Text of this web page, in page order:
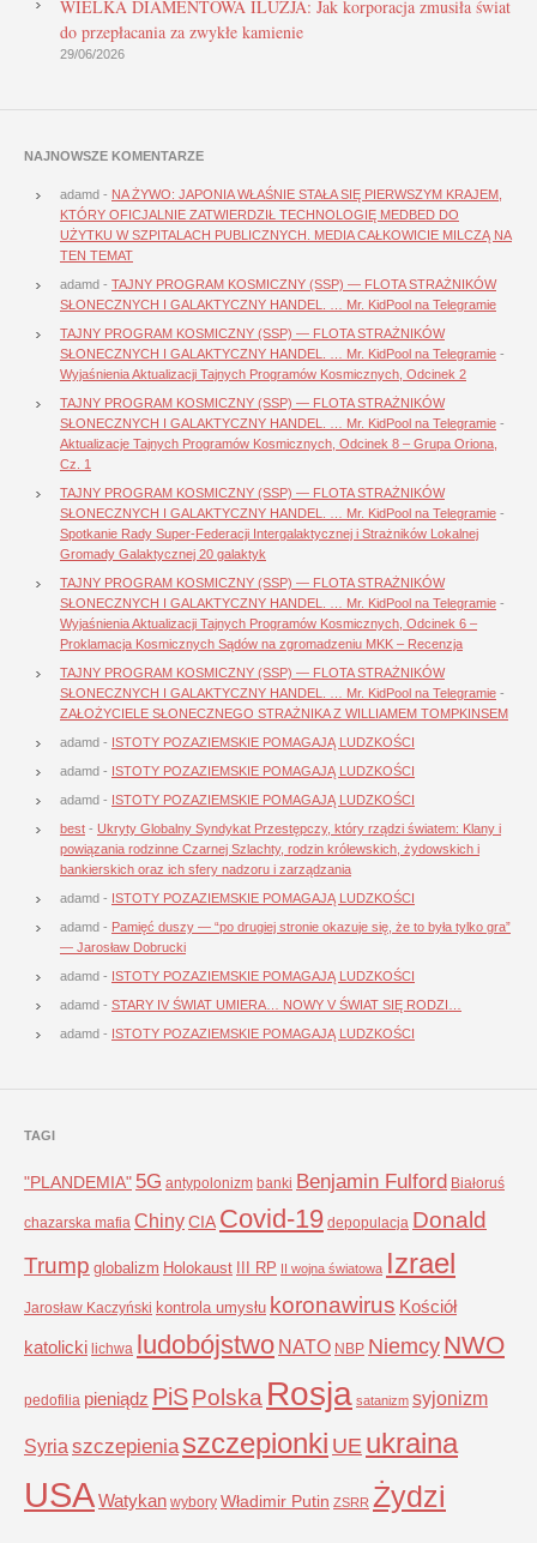
WIELKA DIAMENTOWA ILUZJA: Jak korporacja zmusiła świat
do przepłacania za zwykłe kamienie
29/06/2026
NAJNOWSZE KOMENTARZE
adamd - NA ŻYWO: JAPONIA WŁAŚNIE STAŁA SIĘ PIERWSZYM KRAJEM,
KTÓRY OFICJALNIE ZATWIERDZIŁ TECHNOLOGIĘ MEDBED DO
UŻYTKU W SZPITALACH PUBLICZNYCH. MEDIA CAŁKOWICIE MILCZĄ NA
TEN TEMAT
adamd - TAJNY PROGRAM KOSMICZNY (SSP) — FLOTA STRAŻNIKÓW
SŁONECZNYCH I GALAKTYCZNY HANDEL. … Mr. KidPool na Telegramie
TAJNY PROGRAM KOSMICZNY (SSP) — FLOTA STRAŻNIKÓW
SŁONECZNYCH I GALAKTYCZNY HANDEL. … Mr. KidPool na Telegramie -
Wyjaśnienia Aktualizacji Tajnych Programów Kosmicznych, Odcinek 2
TAJNY PROGRAM KOSMICZNY (SSP) — FLOTA STRAŻNIKÓW
SŁONECZNYCH I GALAKTYCZNY HANDEL. … Mr. KidPool na Telegramie -
Aktualizacje Tajnych Programów Kosmicznych, Odcinek 8 – Grupa Oriona,
Cz. 1
TAJNY PROGRAM KOSMICZNY (SSP) — FLOTA STRAŻNIKÓW
SŁONECZNYCH I GALAKTYCZNY HANDEL. … Mr. KidPool na Telegramie -
Spotkanie Rady Super-Federacji Intergalaktycznej i Strażników Lokalnej
Gromady Galaktycznej 20 galaktyk
TAJNY PROGRAM KOSMICZNY (SSP) — FLOTA STRAŻNIKÓW
SŁONECZNYCH I GALAKTYCZNY HANDEL. … Mr. KidPool na Telegramie -
Wyjaśnienia Aktualizacji Tajnych Programów Kosmicznych, Odcinek 6 –
Proklamacja Kosmicznych Sądów na zgromadzeniu MKK – Recenzja
TAJNY PROGRAM KOSMICZNY (SSP) — FLOTA STRAŻNIKÓW
SŁONECZNYCH I GALAKTYCZNY HANDEL. … Mr. KidPool na Telegramie -
ZAŁOŻYCIELE SŁONECZNEGO STRAŻNIKA Z WILLIAMEM TOMPKINSEM
adamd - ISTOTY POZAZIEMSKIE POMAGAJĄ LUDZKOŚCI
adamd - ISTOTY POZAZIEMSKIE POMAGAJĄ LUDZKOŚCI
adamd - ISTOTY POZAZIEMSKIE POMAGAJĄ LUDZKOŚCI
best - Ukryty Globalny Syndykat Przestępczy, który rządzi światem: Klany i
powiązania rodzinne Czarnej Szlachty, rodzin królewskich, żydowskich i
bankierskich oraz ich sfery nadzoru i zarządzania
adamd - ISTOTY POZAZIEMSKIE POMAGAJĄ LUDZKOŚCI
adamd - Pamięć duszy — “po drugiej stronie okazuje się, że to była tylko gra”
— Jarosław Dobrucki
adamd - ISTOTY POZAZIEMSKIE POMAGAJĄ LUDZKOŚCI
adamd - STARY IV ŚWIAT UMIERA… NOWY V ŚWIAT SIĘ RODZI…
adamd - ISTOTY POZAZIEMSKIE POMAGAJĄ LUDZKOŚCI
TAGI
"PLANDEMIA" 5G antypolonizm banki Benjamin Fulford Białoruś
chazarska mafia ChinyCIA Covid-19 depopulacja Donald
Trump globalizm Holokaust III RP II wojna światowa Izrael
Jarosław Kaczyński kontrola umysłu koronawirus Kościół
katolicki lichwa ludobójstwo NATO NBP NiemcyNWO
pedofilia pieniądz PiSPolska Rosja satanizm syjonizm
Syria szczepienia szczepionki UE ukraina
USAWatykan wybory Władimir Putin ZSRR Żydzi